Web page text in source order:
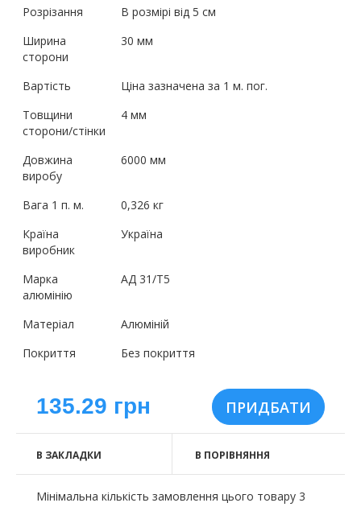
Розрізання
В розмірі від 5 см
Ширина
сторони
30 мм
Вартість
Ціна зазначена за 1 м. пог.
Товщини
сторони/стінки
4 мм
Довжина
виробу
6000 мм
Вага 1 п. м.
0,326 кг
Країна
виробник
Україна
Марка
алюмінію
АД 31/Т5
Матеріал
Алюміній
Покриття
Без покриття
135.29 грн
В ЗАКЛАДКИ В ПОРІВНЯННЯ
Мінімальна кількість замовлення цього товару 3